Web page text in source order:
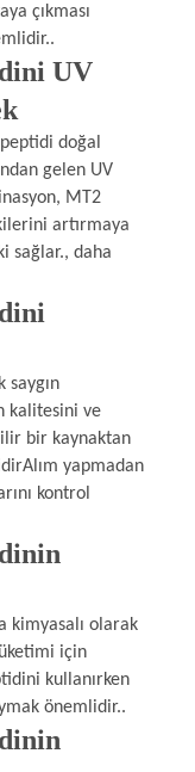
çıkması
UV
doğal
gelen UV
MT2
artırmaya
sağlar., daha
saygın
kalitesini ve
bir kaynaktan
yapmadan
kontrol
kimyasalı olarak
için
kullanırken
önemlidir..